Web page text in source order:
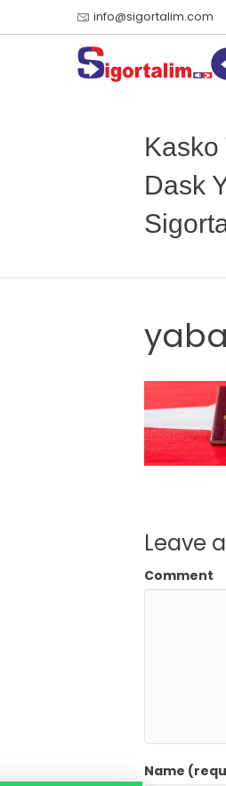
info@sigortalim.com
Kasko
Dask
Leave
Comment
Name